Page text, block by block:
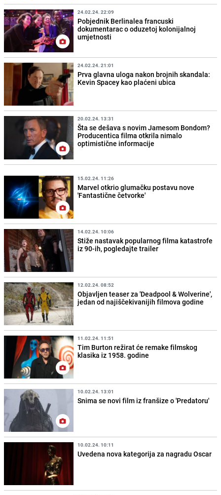
24.02.24. 22:09
Pobjednik Berlinalea francuski
dokumentarac o oduzetoj kolonijalnoj
umjetnosti
24.02.24. 21:01
Prva glavna uloga nakon brojnih skandala:
Kevin Spacey kao plaćeni ubica
20.02.24. 13:31
Šta se dešava s novim Jamesom Bondom?
Producentica filma otkrila nimalo
optimistične informacije
15.02.24. 11:26
Marvel otkrio glumačku postavu nove
'Fantastične četvorke'
14.02.24. 10:06
Stiže nastavak popularnog filma katastrofe
iz 90-ih, pogledajte trailer
12.02.24. 08:52
Objavljen teaser za 'Deadpool & Wolverine',
jedan od najiščekivanijih filmova godine
11.02.24. 11:51
Tim Burton režirat će remake filmskog
klasika iz 1958. godine
10.02.24. 13:01
Snima se novi film iz franšize o 'Predatoru'
10.02.24. 10:11
Uvedena nova kategorija za nagradu Oscar